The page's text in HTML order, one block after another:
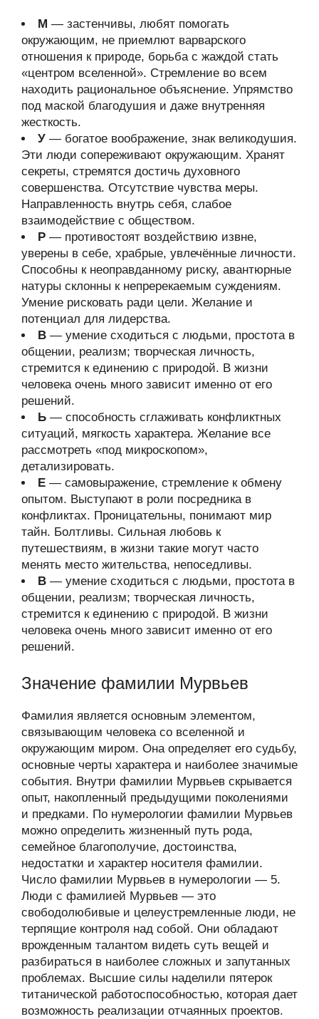
М — застенчивы, любят помогать
окружающим, не приемлют варварского
отношения к природе, борьба с жаждой стать
«центром вселенной». Стремление во всем
находить рациональное объяснение. Упрямство
под маской благодушия и даже внутренняя
жесткость.
У — богатое воображение, знак великодушия.
Эти люди сопереживают окружающим. Хранят
секреты, стремятся достичь духовного
совершенства. Отсутствие чувства меры.
Направленность внутрь себя, слабое
взаимодействие с обществом.
Р — противостоят воздействию извне,
уверены в себе, храбрые, увлечённые личности.
Способны к неоправданному риску, авантюрные
натуры склонны к непререкаемым суждениям.
Умение рисковать ради цели. Желание и
потенциал для лидерства.
В — умение сходиться с людьми, простота в
общении, реализм; творческая личность,
стремится к единению с природой. В жизни
человека очень много зависит именно от его
решений.
Ь — способность сглаживать конфликтных
ситуаций, мягкость характера. Желание все
рассмотреть «под микроскопом»,
детализировать.
Е — самовыражение, стремление к обмену
опытом. Выступают в роли посредника в
конфликтах. Проницательны, понимают мир
тайн. Болтливы. Сильная любовь к
путешествиям, в жизни такие могут часто
менять место жительства, непоседливы.
В — умение сходиться с людьми, простота в
общении, реализм; творческая личность,
стремится к единению с природой. В жизни
человека очень много зависит именно от его
решений.
Значение фамилии Мурвьев
Фамилия является основным элементом,
связывающим человека со вселенной и
окружающим миром. Она определяет его судьбу,
основные черты характера и наиболее значимые
события. Внутри фамилии Мурвьев скрывается
опыт, накопленный предыдущими поколениями
и предками. По нумерологии фамилии Мурвьев
можно определить жизненный путь рода,
семейное благополучие, достоинства,
недостатки и характер носителя фамилии.
Число фамилии Мурвьев в нумерологии — 5.
Люди с фамилией Мурвьев — это
свободолюбивые и целеустремленные люди, не
терпящие контроля над собой. Они обладают
врожденным талантом видеть суть вещей и
разбираться в наиболее сложных и запутанных
проблемах. Высшие силы наделили пятерок
титанической работоспособностью, которая дает
возможность реализации отчаянных проектов.